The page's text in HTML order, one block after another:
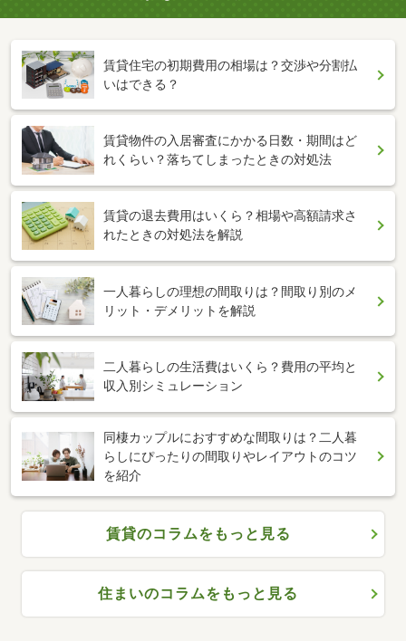
賃貸住宅の初期費用の相場は？交渉や分割払
いはできる？
賃貸物件の入居審査にかかる日数・期間はど
れくらい？落ちてしまったときの対処法
賃貸の退去費用はいくら？相場や高額請求さ
れたときの対処法を解説
一人暮らしの理想の間取りは？間取り別のメ
リット・デメリットを解説
二人暮らしの生活費はいくら？費用の平均と
収入別シミュレーション
同棲カップルにおすすめな間取りは？二人暮
らしにぴったりの間取りやレイアウトのコツ
を紹介
賃貸のコラムをもっと見る
住まいのコラムをもっと見る